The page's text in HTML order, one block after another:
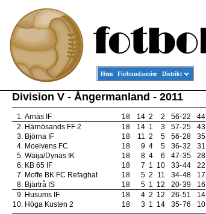
Hem Förbundsserier Distrikt
Division V - Ångermanland - 2011
1. Arnäs IF 18 14 2 2 56-22
44
2. Härnösands FF 2 18 14 1 3 57-25
43
3. Björna IF 18 11 2 5 56-28
35
4. Moelvens FC 18 9 4 5 36-32
31
5. Wäija/Dynäs IK 18 8 4 6 47-35
28
6. KB 65 IF 18 7 1 10 33-44
22
7. Moffe BK FC Refaghat 18 5 2 11 34-48
17
8. Bjärtrå IS 18 5 1 12 20-39
16
9. Husums IF 18 4 2 12 26-51
14
10. Höga Kusten 2 18 3 1 14 35-76 10